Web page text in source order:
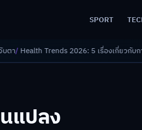
SPORT
5 เรื่องเกี่ยวกับการแพทย์ที่ควรรู้/ดอกเ
แปลง